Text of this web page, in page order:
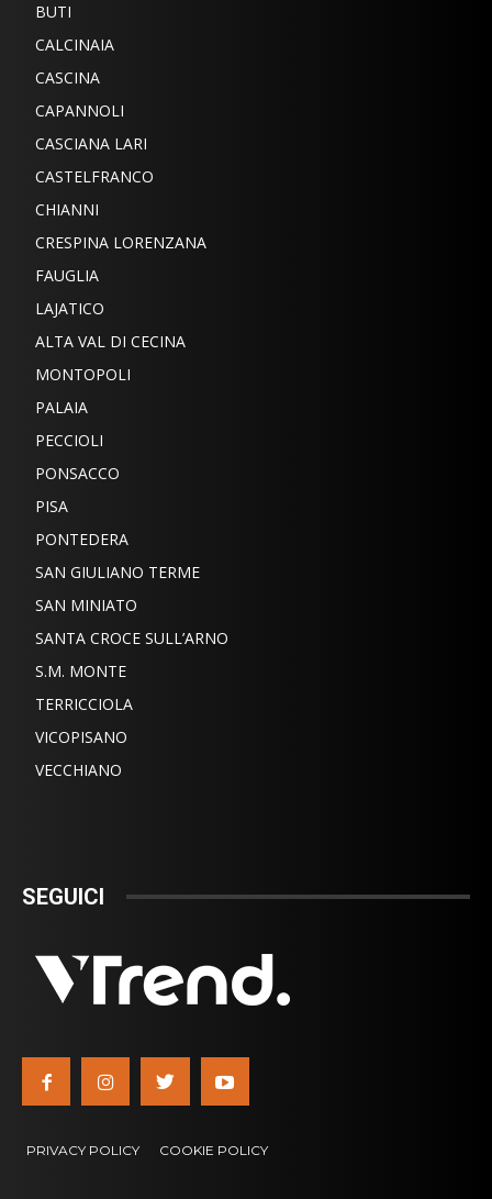
BUTI
CALCINAIA
CASCINA
CAPANNOLI
CASCIANA LARI
CASTELFRANCO
CHIANNI
CRESPINA LORENZANA
FAUGLIA
LAJATICO
ALTA VAL DI CECINA
MONTOPOLI
PALAIA
PECCIOLI
PONSACCO
PISA
PONTEDERA
SAN GIULIANO TERME
SAN MINIATO
SANTA CROCE SULL’ARNO
S.M. MONTE
TERRICCIOLA
VICOPISANO
VECCHIANO
SEGUICI
PRIVACY POLICY COOKIE POLICY